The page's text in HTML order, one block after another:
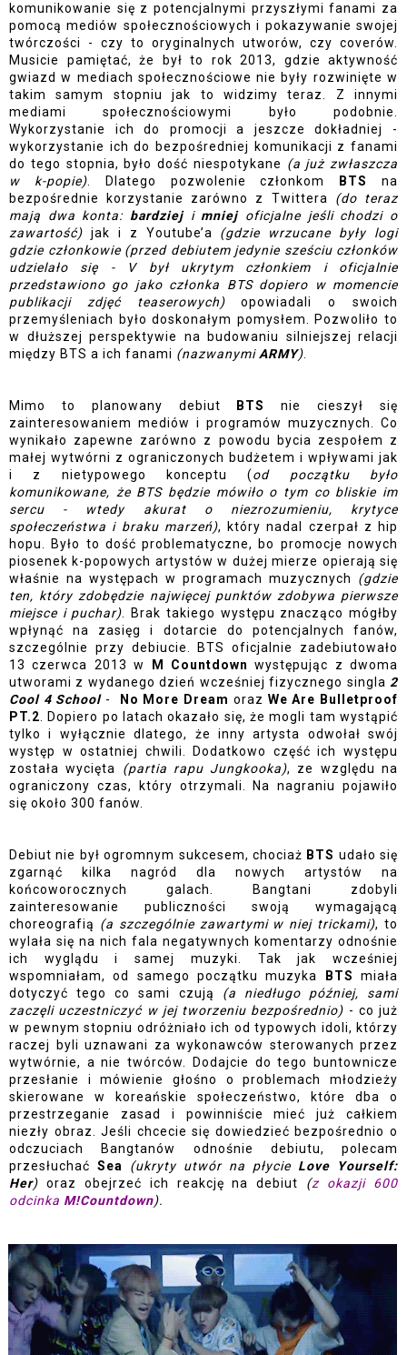
komunikowanie się z potencjalnymi przyszłymi fanami za
pomocą mediów społecznościowych i pokazywanie swojej
twórczości - czy to oryginalnych utworów, czy coverów.
Musicie pamiętać, że był to rok 2013, gdzie aktywność
gwiazd w mediach społecznościowe nie były rozwinięte w
takim samym stopniu jak to widzimy teraz. Z innymi
mediami społecznościowymi było podobnie.
Wykorzystanie ich do promocji a jeszcze dokładniej -
wykorzystanie ich do bezpośredniej komunikacji z fanami
do tego stopnia, było dość niespotykane (a już zwłaszcza
w k-popie). Dlatego pozwolenie członkom BTS na
bezpośrednie korzystanie zarówno z Twittera (do teraz
mają dwa konta: bardziej i mniej oficjalne jeśli chodzi o
zawartość) jak i z Youtube’a (gdzie wrzucane były logi
gdzie członkowie (przed debiutem jedynie sześciu członków
udzielało się - V był ukrytym członkiem i oficjalnie
przedstawiono go jako członka BTS dopiero w momencie
publikacji zdjęć teaserowych) opowiadali o swoich
przemyśleniach było doskonałym pomysłem. Pozwoliło to
w dłuższej perspektywie na budowaniu silniejszej relacji
między BTS a ich fanami (nazwanymi ARMY).
Mimo to planowany debiut BTS nie cieszył się
zainteresowaniem mediów i programów muzycznych. Co
wynikało zapewne zarówno z powodu bycia zespołem z
małej wytwórni z ograniczonych budżetem i wpływami jak
i z nietypowego konceptu (od początku było
komunikowane, że BTS będzie mówiło o tym co bliskie im
sercu - wtedy akurat o niezrozumieniu, krytyce
społeczeństwa i braku marzeń), który nadal czerpał z hip
hopu. Było to dość problematyczne, bo promocje nowych
piosenek k-popowych artystów w dużej mierze opierają się
właśnie na występach w programach muzycznych (gdzie
ten, który zdobędzie najwięcej punktów zdobywa pierwsze
miejsce i puchar). Brak takiego występu znacząco mógłby
wpłynąć na zasięg i dotarcie do potencjalnych fanów,
szczególnie przy debiucie. BTS oficjalnie zadebiutowało
13 czerwca 2013 w
M Countdown występując z dwoma
utworami z wydanego dzień wcześniej fizycznego singla 2
Cool 4 School - No More Dream oraz We Are Bulletproof
PT.2. Dopiero po latach okazało się, że mogli tam wystąpić
tylko i wyłącznie dlatego, że inny artysta odwołał swój
występ w ostatniej chwili. Dodatkowo część ich występu
została wycięta (partia rapu Jungkooka), ze względu na
ograniczony czas, który otrzymali. Na nagraniu pojawiło
się około 300 fanów.
Debiut nie był ogromnym sukcesem, chociaż BTS udało się
zgarnąć kilka nagród dla nowych artystów na
końcoworocznych galach. Bangtani zdobyli
zainteresowanie publiczności swoją wymagającą
choreografią (a szczególnie zawartymi w niej trickami), to
wylała się na nich fala negatywnych komentarzy odnośnie
ich wyglądu i samej muzyki. Tak jak wcześniej
wspomniałam, od samego początku muzyka
BTS miała
dotyczyć tego co sami czują (a niedługo później, sami
zaczęli uczestniczyć w jej tworzeniu bezpośrednio) - co już
w pewnym stopniu odróżniało ich od typowych idoli, którzy
raczej byli uznawani za wykonawców sterowanych przez
wytwórnie, a nie twórców. Dodajcie do tego buntownicze
przesłanie i mówienie głośno o problemach młodzieży
skierowane w koreańskie społeczeństwo, które dba o
przestrzeganie zasad i powinniście mieć już całkiem
niezły obraz. Jeśli chcecie się dowiedzieć bezpośrednio o
odczuciach Bangtanów odnośnie debiutu, polecam
przesłuchać Sea (ukryty utwór na płycie Love Yourself:
Her) oraz obejrzeć ich reakcję na debiut (z okazji 600
odcinka M!Countdown).